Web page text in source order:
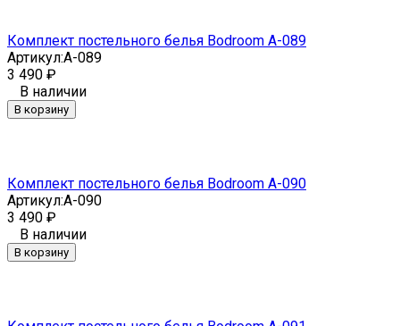
Комплект постельного белья Bodroom A-089
Артикул:A-089
3 490 ₽
В наличии
В корзину
Комплект постельного белья Bodroom A-090
Артикул:A-090
3 490 ₽
В наличии
В корзину